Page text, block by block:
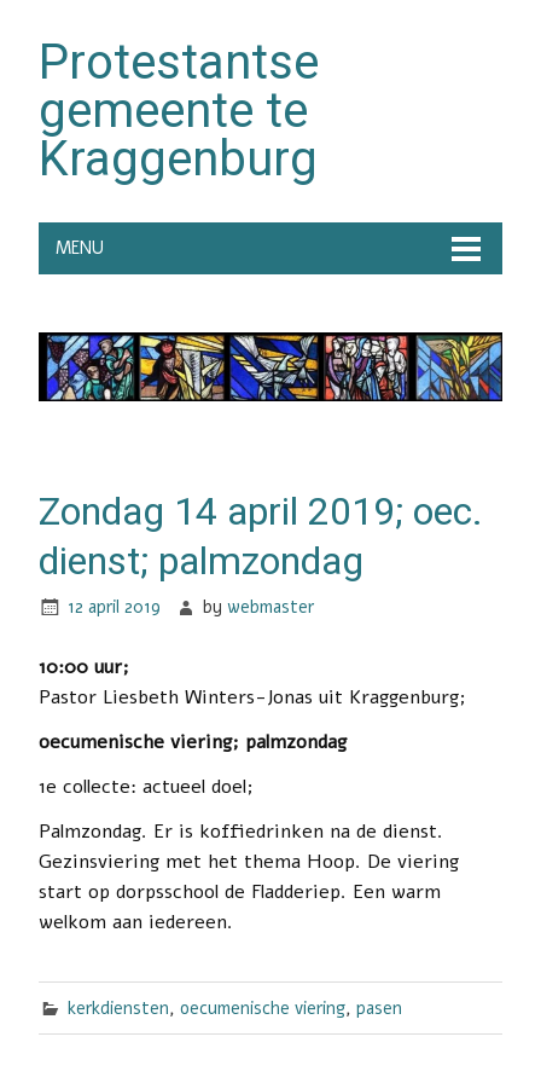
Protestantse
gemeente te
Kraggenburg
MENU
Zondag 14 april 2019; oec.
dienst; palmzondag
12 april 2019 bywebmaster
10:00 uur;
Pastor Liesbeth Winters-Jonas uit Kraggenburg;
oecumenische viering; palmzondag
1e collecte: actueel doel;
Palmzondag. Er is koffiedrinken na de dienst.
Gezinsviering met het thema Hoop. De viering
start op dorpsschool de Fladderiep. Een warm
welkom aan iedereen.
kerkdiensten, oecumenische viering, pasen